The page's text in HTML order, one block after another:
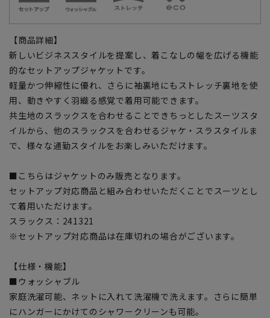
【商品詳細】
新しいビジネススタイルを提案し、着こなしの幅を広げる機能
的なセットアップジャケットです。
軽量かつ伸縮性に優れ、さらに袖裏地にもストレッチ裏地を使
用、動きやすく羽織る感覚で着用可能できます。
共生地のスラックスを合わせることできちっとしたスーツスタ
イルから、他のスラックスを合わせるジャケ・スラスタイルま
で、様々な通勤スタイルをお楽しみいただけます。
■こちらはジャケットのみ販売となります。
セットアップ対応商品と組み合わせいただくことでスーツとし
て着用いただけます。
スラックス：241321
※セットアップ対応商品は在庫切れの場合がございます。
【仕様・機能】
■ウォッシャブル
家庭洗濯可能、ネットに入れて洗濯機で洗えます。さらに簡単
にハンガーにかけてのシャワークリーンも可能。